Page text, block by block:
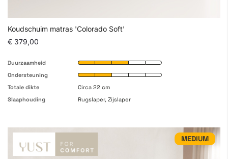
Koudschuim matras 'Colorado Soft'
€ 379,00
Duurzaamheid
Ondersteuning
Totale dikte
Circa 22 cm
Slaaphouding
Rugslaper, Zijslaper
MEDIUM